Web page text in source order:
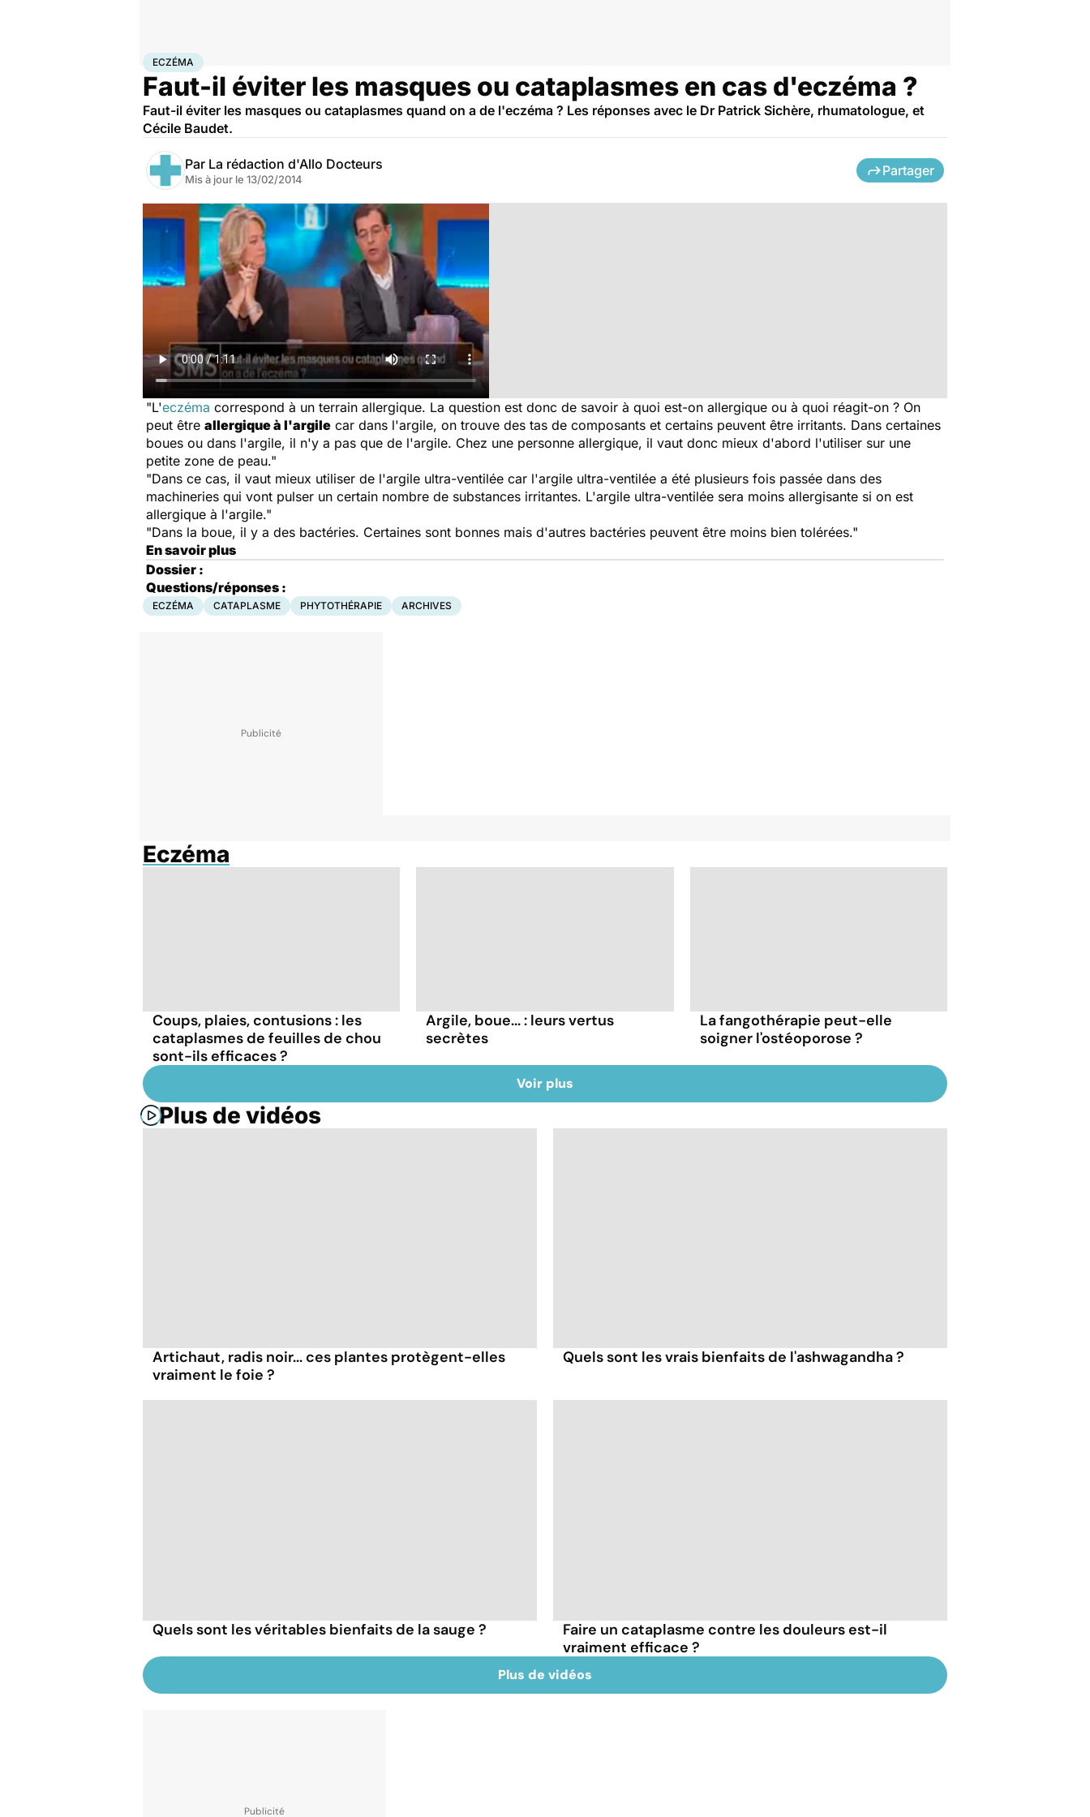
AccueilBien-être
ECZÉMA
Faut-il éviter les masques ou cataplasmes en cas d'eczéma ?
Faut-il éviter les masques ou cataplasmes quand on a de l'eczéma ? Les réponses avec le Dr Patrick Sichère, rhumatologue, et
Cécile Baudet.
Par La rédaction d'Allo Docteurs
Mis à jour le 13/02/2014
Partager
"L'eczéma correspond à un terrain allergique. La question est donc de savoir à quoi est-on allergique ou à quoi réagit-on ? On
peut être allergique à l'argile car dans l'argile, on trouve des tas de composants et certains peuvent être irritants. Dans certaines
boues ou dans l'argile, il n'y a pas que de l'argile. Chez une personne allergique, il vaut donc mieux d'abord l'utiliser sur une
petite zone de peau."
"Dans ce cas, il vaut mieux utiliser de l'argile ultra-ventilée car l'argile ultra-ventilée a été plusieurs fois passée dans des
machineries qui vont pulser un certain nombre de substances irritantes. L'argile ultra-ventilée sera moins allergisante si on est
allergique à l'argile."
"Dans la boue, il y a des bactéries. Certaines sont bonnes mais d'autres bactéries peuvent être moins bien tolérées."
En savoir plus
Dossier :
Questions/réponses :
ECZÉMA CATAPLASME PHYTOTHÉRAPIE ARCHIVES
Eczéma
Coups, plaies, contusions : les
cataplasmes de feuilles de chou
sont-ils efficaces ?
Argile, boue... : leurs vertus
secrètes
La fangothérapie peut-elle
soigner l'ostéoporose ?
Voir plus
Plus de vidéos
Artichaut, radis noir... ces plantes protègent-elles
vraiment le foie ?
Quels sont les vrais bienfaits de l'ashwagandha ?
Quels sont les véritables bienfaits de la sauge ?
Faire un cataplasme contre les douleurs est-il
vraiment efficace ?
Plus de vidéos